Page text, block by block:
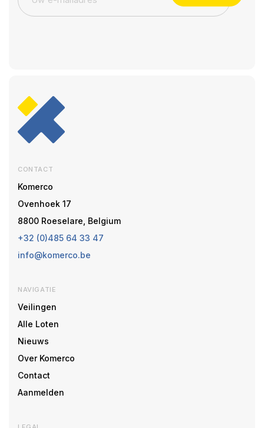
CONTACT
Komerco
Ovenhoek 17
8800 Roeselare, Belgium
+32 (0)485 64 33 47
info@komerco.be
NAVIGATIE
Veilingen
Alle Loten
Nieuws
Over Komerco
Contact
Aanmelden